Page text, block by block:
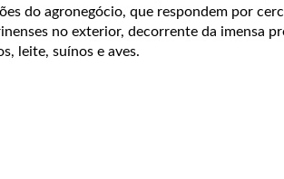
do agronegócio, que respondem por
no exterior, decorrente da imensa
leite, suínos e aves.